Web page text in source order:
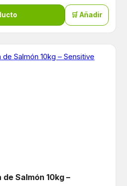
🛒 Añadir
Salmón 10kg –